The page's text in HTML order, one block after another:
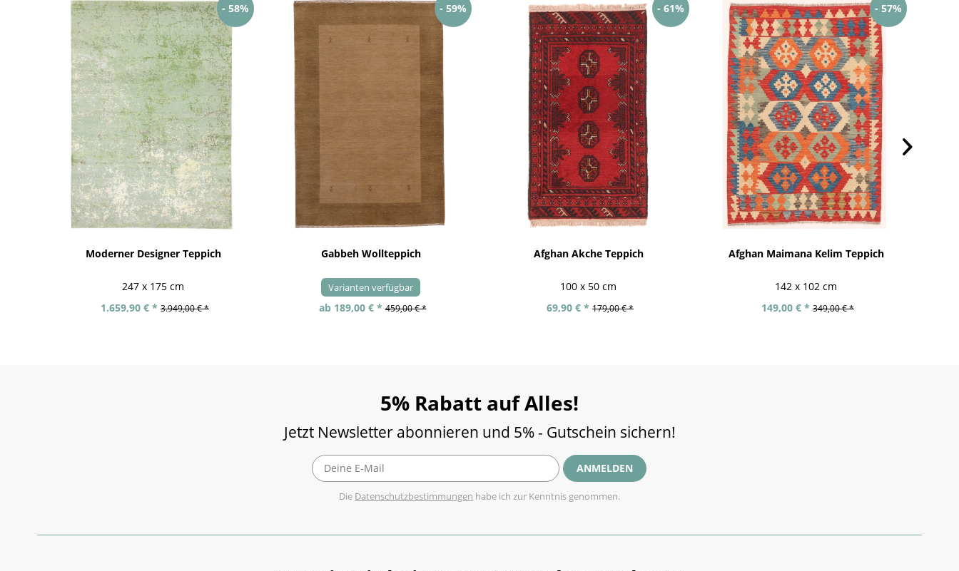
- 58%
Moderner Designer Teppich
247 x 175 cm
1.659,90 € * 3.949,00 € *
- 59%
Gabbeh Wollteppich
Varianten verfügbar
ab 189,00 € * 459,00 € *
- 61%
Afghan Akche Teppich
100 x 50 cm
69,90 € * 179,00 € *
- 57%
Afghan Maimana Kelim Teppich
142 x 102 cm
149,00 € * 349,00 € *
5% Rabatt auf Alles!
Jetzt Newsletter abonnieren und 5% - Gutschein sichern!
ANMELDEN
Die Datenschutzbestimmungen habe ich zur Kenntnis genommen.